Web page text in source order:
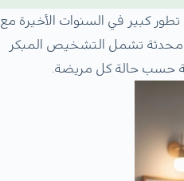
كبير في السنوات الأخيرة مع
محدثة تشمل التشخيص المبكر
حسب حالة كل مريضة.